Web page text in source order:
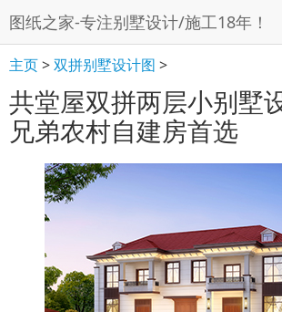
图纸之家-专注别墅设计/施工18年！
主页>双拼别墅设计图 >
共堂屋双拼两层小别墅
兄弟农村自建房首选